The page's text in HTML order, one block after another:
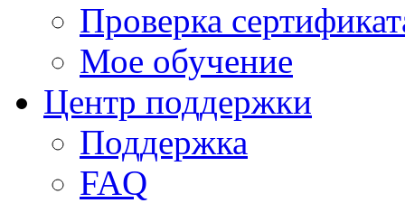
Проверка
Мое обучение
Центр поддержки
Поддержка
FAQ